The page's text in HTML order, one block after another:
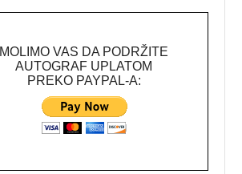
MOLIMO VAS DA PODRŽITE
AUTOGRAF UPLATOM
PREKO PAYPAL-A: